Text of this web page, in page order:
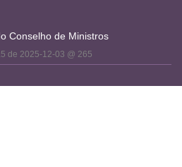
Conselho de Ministros
de 2025-12-03 @ 265